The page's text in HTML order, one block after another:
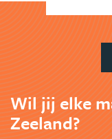
Wil jij elke
Zeeland?